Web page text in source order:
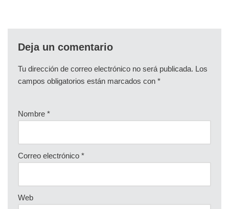
Deja un comentario
Tu dirección de correo electrónico no será publicada. Los
campos obligatorios están marcados con *
Nombre *
Correo electrónico *
Web